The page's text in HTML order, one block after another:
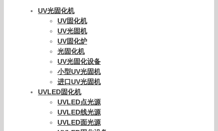
UV光固化机
UV固化机
UV光固机
UV固化炉
光固化机
UV光固化设备
小型UV光固机
进口UV光固机
UVLED固化机
UVLED点光源
UVLED线光源
UVLED面光源